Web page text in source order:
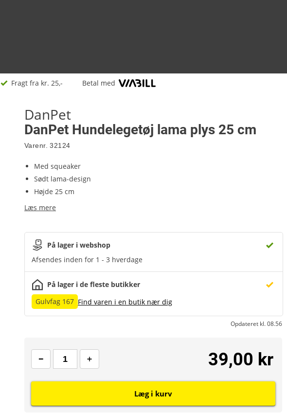
Fragt fra kr. 25,- Betal med
DanPet
DanPet Hundelegetøj lama plys 25 cm
Varenr. 32124
Med squeaker
Sødt lama-design
Højde 25 cm
Læs mere
På lager i webshop
Afsendes inden for 1 - 3 hverdage
På lager i de fleste butikker
Gulvfag 167 Find varen i en butik nær dig
Opdateret kl. 08.56
39,00 kr
Læg i kurv